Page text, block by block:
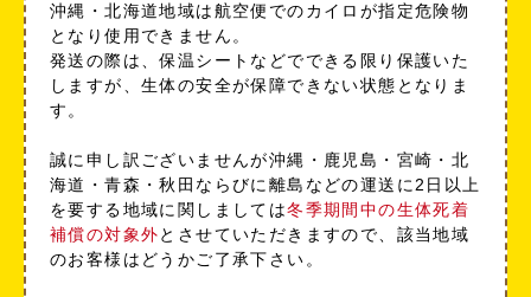
沖縄・北海道地域は航空便でのカイロが指定危険物
となり使用できません。
発送の際は、保温シートなどでできる限り保護いた
しますが、生体の安全が保障できない状態となりま
す。
誠に申し訳ございませんが沖縄・鹿児島・宮崎・北
海道・青森・秋田ならびに離島などの運送に2日以上
を要する地域に関しましては冬季期間中の生体死着
補償の対象外とさせていただきますので、該当地域
のお客様はどうかご了承下さい。